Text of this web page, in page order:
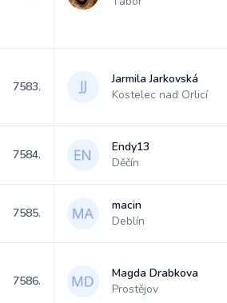
7583.
Jarmila Jarkovská
Kostelec nad Orlicí
7584.
Endy13
Děčín
7585.
macin
Deblín
7586.
Magda Drabkova
Prostějov